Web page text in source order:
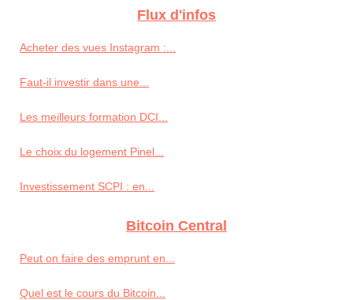
Flux d'infos
Acheter des vues Instagram :...
Faut-il investir dans une...
Les meilleurs formation DCI...
Le choix du logement Pinel...
Investissement SCPI : en...
Bitcoin Central
Peut on faire des emprunt en...
Quel est le cours du Bitcoin...